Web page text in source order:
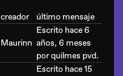
creador último mensaje
Maurinn
Escrito hace 6
años, 6 meses
porquilmes pvd.
Escrito hace 15